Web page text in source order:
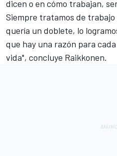
dicen o en cómo trabajan,
Siempre tratamos de trabajo
quería un doblete, lo
que hay una razón para
vida", concluye Raikkonen.